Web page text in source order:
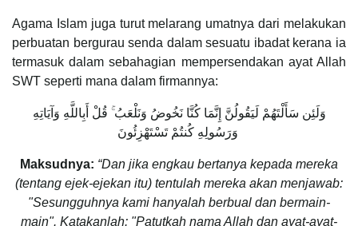
Agama Islam juga turut melarang umatnya dari melakukan
perbuatan bergurau senda dalam sesuatu ibadat kerana ia
termasuk dalam sebahagian mempersendakan ayat Allah
SWT seperti mana dalam firmannya:
وَلَئِن سَأَلْتَهُمْ لَيَقُولُنَّ إِنَّمَا كُنَّا نَخُوضُ وَنَلْعَبُ ۚ قُلْ أَبِاللَّهِ وَآيَاتِهِ
Maksudnya: “Dan jika engkau bertanya kepada mereka
(tentang ejek-ejekan itu) tentulah mereka akan menjawab:
"Sesungguhnya kami hanyalah berbual dan bermain-
main". Katakanlah: "Patutkah nama Allah dan ayat-ayat-